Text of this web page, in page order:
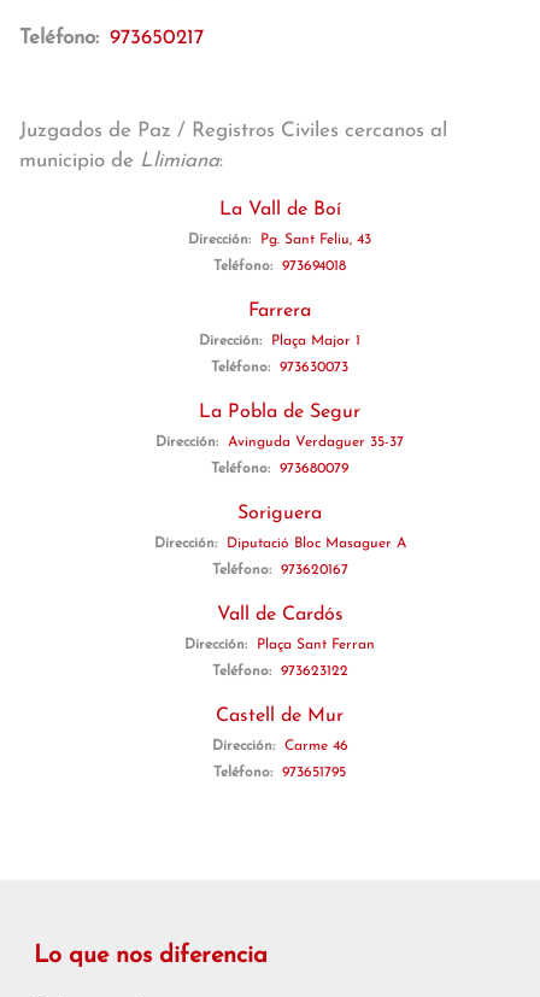
Teléfono: 973650217
Juzgados de Paz / Registros Civiles cercanos al
municipio de Llimiana:
La Vall de Boí
Dirección:
Pg. Sant Feliu, 43
Teléfono:
973694018
Farrera
Dirección:
Plaça Major 1
Teléfono:
973630073
La Pobla de Segur
Dirección:
Avinguda Verdaguer 35-37
Teléfono:
973680079
Soriguera
Dirección:
Diputació Bloc Masaguer A
Teléfono:
973620167
Vall de Cardós
Dirección:
Plaça Sant Ferran
Teléfono:
973623122
Castell de Mur
Dirección:
Carme 46
Teléfono:
973651795
Lo que nos diferencia